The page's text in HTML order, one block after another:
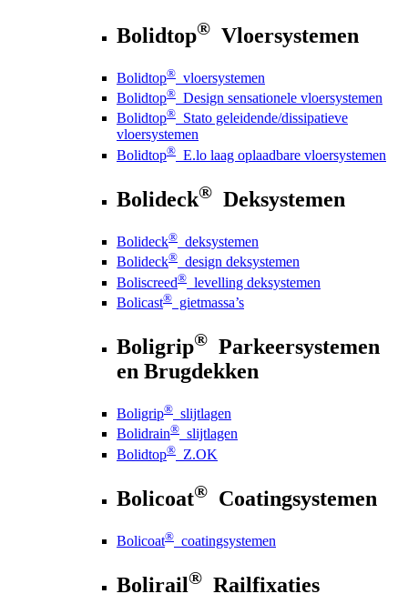
Bolidtop® Vloersystemen
Bolidtop® vloersystemen
Bolidtop® Design sensationele vloersystemen
Bolidtop® Stato geleidende/dissipatieve
vloersystemen
Bolidtop® E.lo laag oplaadbare vloersystemen
Bolideck® Deksystemen
Bolideck® deksystemen
Bolideck® design deksystemen
Boliscreed® levelling deksystemen
Bolicast® gietmassa’s
Boligrip® Parkeersystemen
en Brugdekken
Boligrip® slijtlagen
Bolidrain® slijtlagen
Bolidtop® Z.OK
Bolicoat® Coatingsystemen
Bolicoat® coatingsystemen
Bolirail® Railfixaties